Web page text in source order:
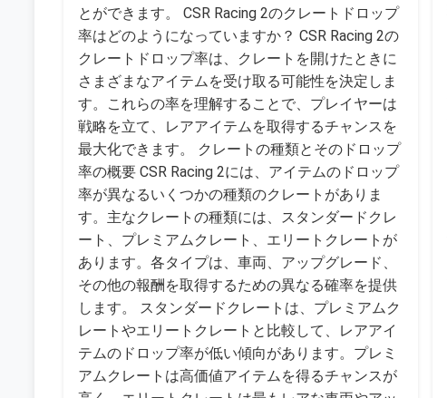
とができます。 CSR Racing 2のクレートドロップ
率はどのようになっていますか？ CSR Racing 2の
クレートドロップ率は、クレートを開けたときに
さまざまなアイテムを受け取る可能性を決定しま
す。これらの率を理解することで、プレイヤーは
戦略を立て、レアアイテムを取得するチャンスを
最大化できます。 クレートの種類とそのドロップ
率の概要 CSR Racing 2には、アイテムのドロップ
率が異なるいくつかの種類のクレートがありま
す。主なクレートの種類には、スタンダードクレ
ート、プレミアムクレート、エリートクレートが
あります。各タイプは、車両、アップグレード、
その他の報酬を取得するための異なる確率を提供
します。 スタンダードクレートは、プレミアムク
レートやエリートクレートと比較して、レアアイ
テムのドロップ率が低い傾向があります。プレミ
アムクレートは高価値アイテムを得るチャンスが